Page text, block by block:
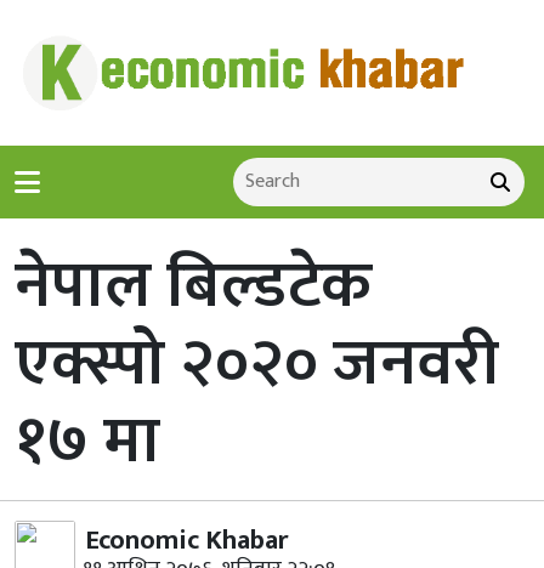
नेपाल बिल्डटेक
एक्स्पो २०२० जनवरी
१७ मा
Economic Khabar